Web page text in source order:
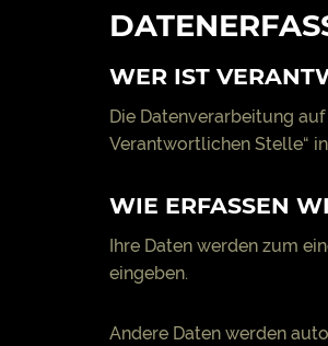
WER IST
Die Datenverarbeitung
Verantwortlichen Stelle“
WIE ERFASSEN
Ihre Daten werden zum
eingeben.
Andere Daten werden